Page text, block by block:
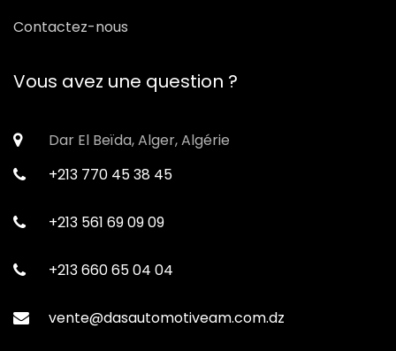
Contactez-nous
Vous avez une question ?
Dar El Beïda, Alger, Algérie
+213 770 45 38 45
+213 561 69 09 09
+213 660 65 04 04
vente@dasautomotiveam.com.dz